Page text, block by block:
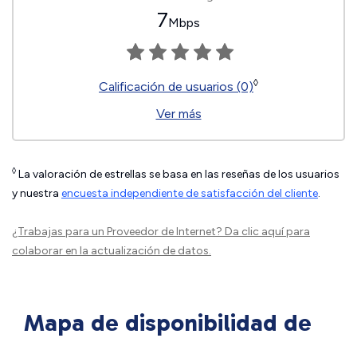
7Mbps
Calificación de usuarios (0)◊
Ver más
◊ La valoración de estrellas se basa en las reseñas de los usuarios
y nuestra encuesta independiente de satisfacción del cliente.
¿Trabajas para un Proveedor de Internet? Da clic aquípara
colaborar en la actualización de datos.
Mapa de disponibilidad de